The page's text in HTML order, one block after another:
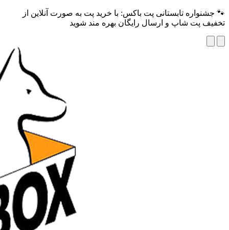
🐾 جشنواره تابستانی پت باکس: با خرید پت به صورت آنلاین از
تخفیف پت شاپ و ارسال رایگان بهره مند شوید